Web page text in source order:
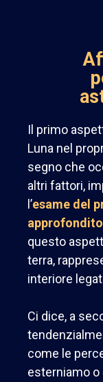
Il primo
Luna nel
segno che
altri fattori,
l’esame del
approfondito
questo
terra,
interiore
Ci dice, a
come le
esterniamo